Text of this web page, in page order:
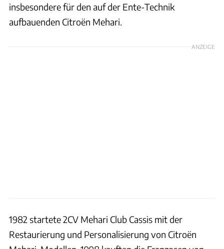
insbesondere für den auf der Ente-Technik
aufbauenden Citroën Mehari.
ANZEIGE
1982 startete 2CV Mehari Club Cassis mit der
Restaurierung und Personalisierung von Citroën